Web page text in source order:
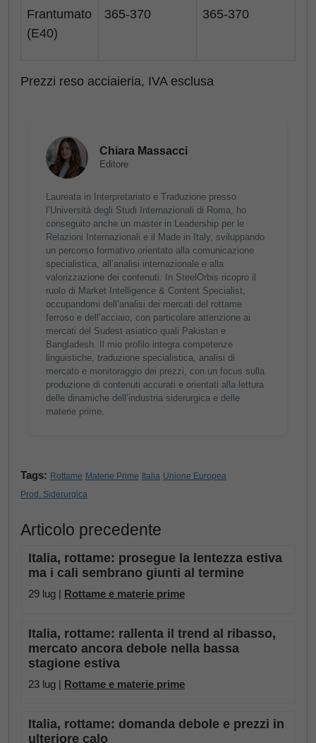
Frantumato
(E40)
365-370 365-370
Prezzi reso acciaieria, IVA esclusa
Chiara Massacci
Editore
Laureata in Interpretariato e Traduzione presso
l’Università degli Studi Internazionali di Roma, ho
conseguito anche un master in Leadership per le
Relazioni Internazionali e il Made in Italy, sviluppando
un percorso formativo orientato alla comunicazione
specialistica, all’analisi internazionale e alla
valorizzazione dei contenuti. In SteelOrbis ricopro il
ruolo di Market Intelligence & Content Specialist,
occupandomi dell’analisi dei mercati del rottame
ferroso e dell’acciaio, con particolare attenzione ai
mercati del Sudest asiatico quali Pakistan e
Bangladesh. Il mio profilo integra competenze
linguistiche, traduzione specialistica, analisi di
mercato e monitoraggio dei prezzi, con un focus sulla
produzione di contenuti accurati e orientati alla lettura
delle dinamiche dell’industria siderurgica e delle
materie prime.
Tags: Rottame Materie Prime Italia Unione Europea
Prod. Siderurgica
Articolo precedente
Italia, rottame: prosegue la lentezza estiva
ma i cali sembrano giunti al termine
29 lug | Rottame e materie prime
Italia, rottame: rallenta il trend al ribasso,
mercato ancora debole nella bassa
stagione estiva
23 lug | Rottame e materie prime
Italia, rottame: domanda debole e prezzi in
ulteriore calo